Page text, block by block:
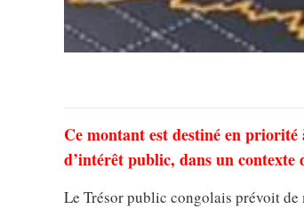
Ce montant est destiné en
d’intérêt public, dans un contexte
Le Trésor public congolais prévoit